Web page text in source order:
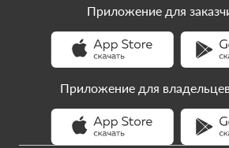
Приложение для
Приложение для